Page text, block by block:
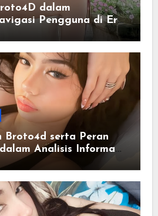
dalam
Pengguna di Era
Broto4d serta Peran
Analisis Informasi